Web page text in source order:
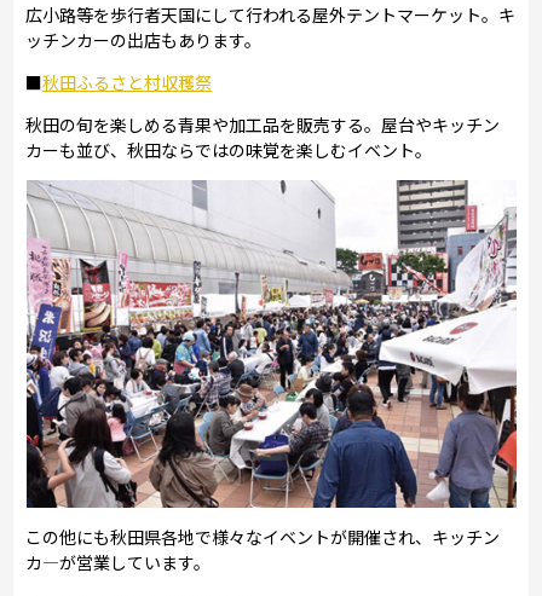
広小路等を歩行者天国にして行われる屋外テントマーケット。キ
ッチンカーの出店もあります。
■秋田ふるさと村収穫祭
秋田の旬を楽しめる青果や加工品を販売する。屋台やキッチン
カーも並び、秋田ならではの味覚を楽しむイベント。
この他にも秋田県各地で様々なイベントが開催され、キッチン
カ―が営業しています。